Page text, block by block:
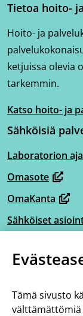
Tietoa hoito-
Hoito- ja
ketjuissa olevia
tarkemmin.
Katso hoito- ja
(avautuu
uuteen
ikkunaan,
toiseen
palveluun)
Sähköisiä
Laboratorion
(avautuu
uuteen
ikkunaan,
siirryt
toiseen
Omasote
(avautuu
uuteen
ikkunaan,
siirryt
toiseen
palveluun)
OmaKanta
(avautuu
uuteen
siirryt
palveluun)
Sähköiset
(avautuu
ikkunaan,
toiseen
palveluun)
uuteen
siirryt
Omahelpperi
ikkunaan,
Tietoa hoito- ja
Tämä sivusto
välttämättömiä